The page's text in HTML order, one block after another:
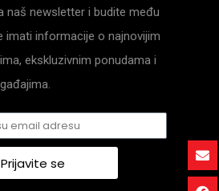
naš newsletter i budite među
imati informacije o najnovijim
ekskluzivnim ponudama i
Prijavite se